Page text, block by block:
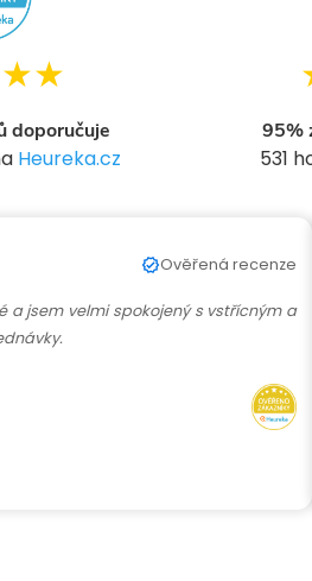
doporučuje
Heureka.cz
95%
531
Ověřená recenze
a jsem velmi spokojený s vstřícným a